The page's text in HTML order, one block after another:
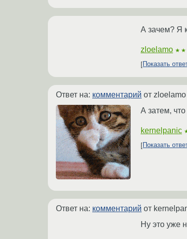
А зачем? Я
zloelamo
Показать
Ответ на: комментарий от zloelamo
А затем,
kernelpanic
Показать
Ответ на: комментарий от
Ну это уже